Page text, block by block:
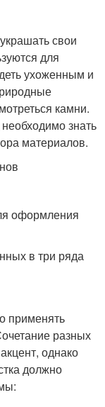
свои
для
ухоженным и
камни.
знать
материалов.
оформления
в три ряда
применять
разных
однако
должно